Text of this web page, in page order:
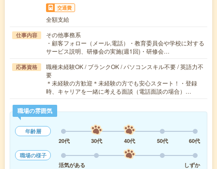
交通費
全額支給
仕事内容
その他事務系
・顧客フォロー（メール,電話）・教育委員会や学校に対する
サービス説明、研修会の実施(週1回)・研修会…
応募資格
職種未経験OK / ブランクOK / パソコンスキル不要 / 英語力不
要
＊未経験の方歓迎＊未経験の方でも安心スタート！・登録
時、キャリアを一緒に考える面談（電話面談の場合）…
職場の雰囲気
年齢層
20代
30代 40代 50代
60代
職場の様子
活気がある
しずか